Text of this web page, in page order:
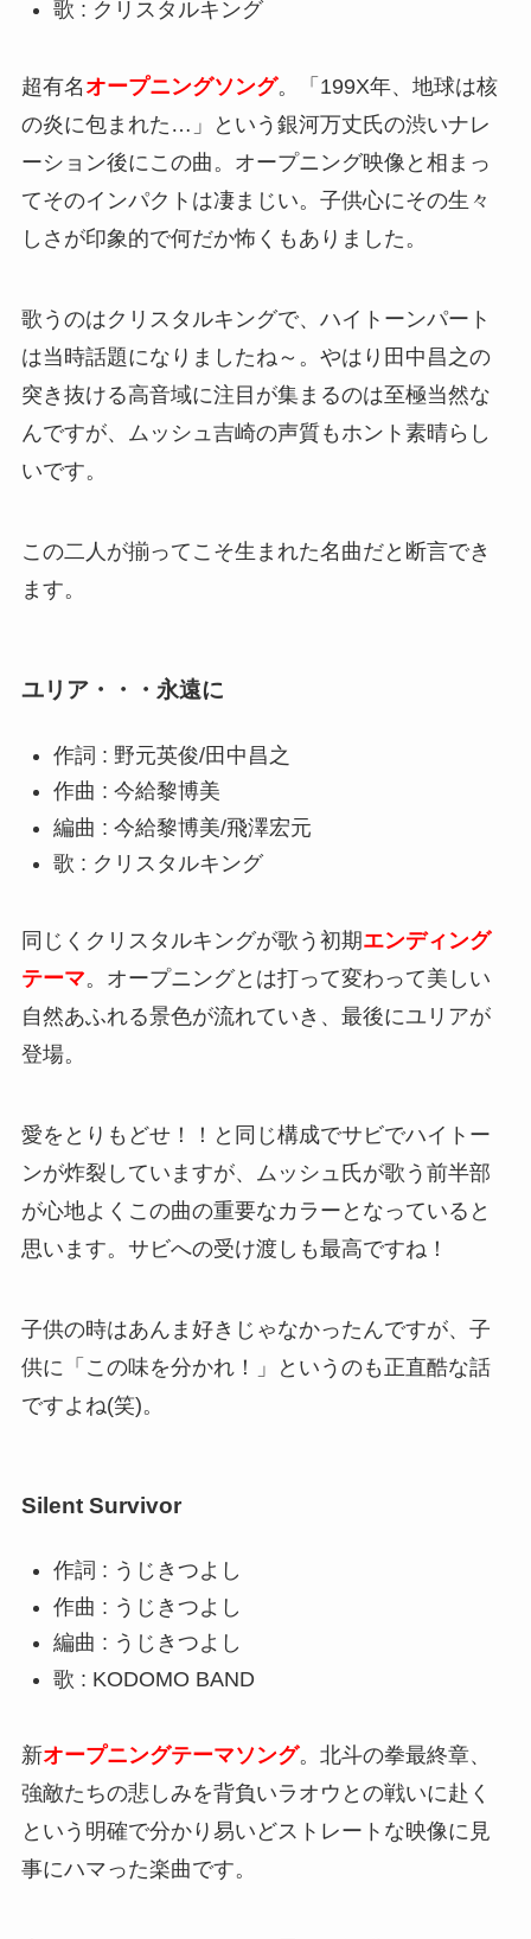
歌 : クリスタルキング
超有名 オープニングソング。「199X年、地球は核
の炎に包まれた…」という銀河万丈氏の渋いナレ
ーション後にこの曲。オープニング映像と相まっ
てそのインパクトは凄まじい。子供心にその生々
しさが印象的で何だか怖くもありました。
歌うのはクリスタルキングで、ハイトーンパート
は当時話題になりましたね～。やはり田中昌之の
突き抜ける高音域に注目が集まるのは至極当然な
んですが、ムッシュ吉崎の声質もホント素晴らし
いです。
この二人が揃ってこそ生まれた名曲だと断言でき
ます。
ユリア・・・永遠に
作詞 : 野元英俊/田中昌之
作曲 : 今給黎博美
編曲 : 今給黎博美/飛澤宏元
歌 : クリスタルキング
同じくクリスタルキングが歌う初期エンディング
テーマ。オープニングとは打って変わって美しい
自然あふれる景色が流れていき、最後にユリアが
登場。
愛をとりもどせ！！と同じ構成でサビでハイトー
ンが炸裂していますが、ムッシュ氏が歌う前半部
が心地よくこの曲の重要なカラーとなっていると
思います。サビへの受け渡しも最高ですね！
子供の時はあんま好きじゃなかったんですが、子
供に「この味を分かれ！」というのも正直酷な話
ですよね(笑)。
Silent Survivor
作詞 : うじきつよし
作曲 : うじきつよし
編曲 : うじきつよし
歌 : KODOMO BAND
新オープニングテーマソング。北斗の拳最終章、
強敵たちの悲しみを背負いラオウとの戦いに赴く
という明確で分かり易いどストレートな映像に見
事にハマった楽曲です。